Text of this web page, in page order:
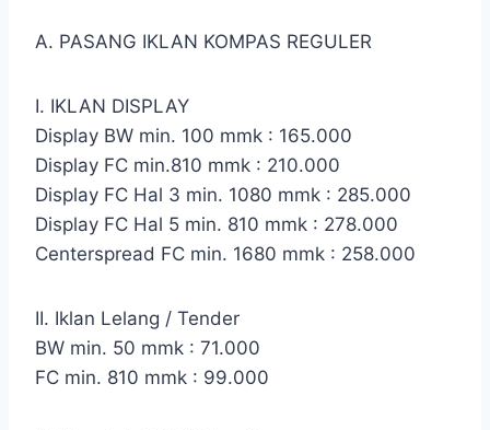
A. PASANG IKLAN KOMPAS REGULER
I. IKLAN DISPLAY
Display BW min. 100 mmk : 165.000
Display FC min.810 mmk : 210.000
Display FC Hal 3 min. 1080 mmk : 285.000
Display FC Hal 5 min. 810 mmk : 278.000
Centerspread FC min. 1680 mmk : 258.000
II. Iklan Lelang / Tender
BW min. 50 mmk : 71.000
FC min. 810 mmk : 99.000